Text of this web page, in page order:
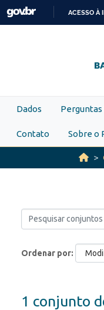
Skip to main content
ACESSO À
Dados
Contato Sobre o
Ordenar por
1 conjunto